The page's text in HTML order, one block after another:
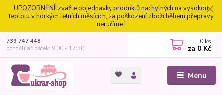
UPOZORNĚNÍ! zvažte objednávky produktů náchylných na vysokou
teplotu v horkých letních měsících, za poškození zboží během přepravy
neručíme !
Menu
739 747 448
pondělí až pátek: 9:00 - 17:30
0 ks
za 0 Kč